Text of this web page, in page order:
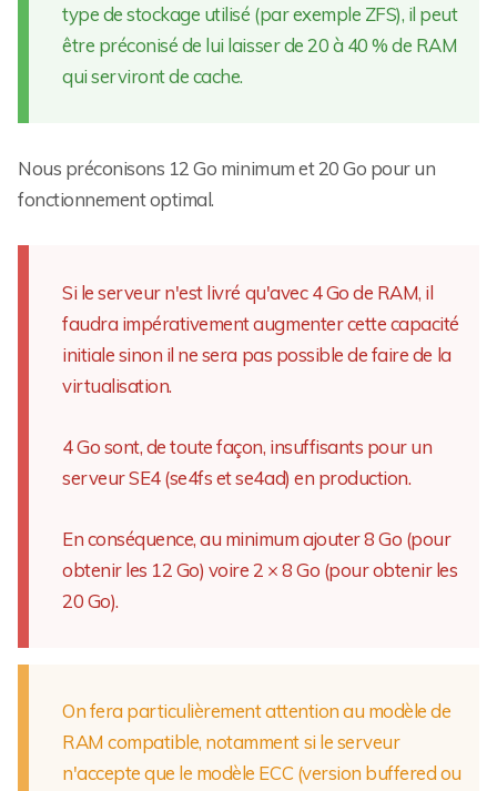
type de stockage utilisé (par exemple ZFS), il peut
être préconisé de lui laisser de 20 à 40 % de RAM
qui serviront de cache.
Nous préconisons 12 Go minimum et 20 Go pour un
fonctionnement optimal.
Si le serveur n'est livré qu'avec 4 Go de RAM, il
faudra impérativement augmenter cette capacité
initiale sinon il ne sera pas possible de faire de la
virtualisation.
4 Go sont, de toute façon, insuffisants pour un
serveur SE4 (se4fs et se4ad) en production.
En conséquence, au minimum ajouter 8 Go (pour
obtenir les 12 Go) voire 2 × 8 Go (pour obtenir les
20 Go).
On fera particulièrement attention au modèle de
RAM compatible, notamment si le serveur
n'accepte que le modèle ECC (version buffered ou